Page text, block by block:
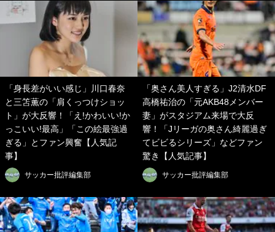
「身長差がいい感じ」川口春奈
と三笘薫の「肩くっつけショッ
ト」が大反響！「え!かわいい!か
っこいい!最高」「この絵最強過
ぎる」とファン興奮【人気記
事】
サッカー批評編集部
「奥さん美人すぎる」J2清水DF
高橋祐治の「元AKB48メンバー
妻」がスタジアム来場で大反
響！「Jリーガの奥さん綺麗過ぎ
てビビるシリーズ」などファン
驚き【人気記事】
サッカー批評編集部